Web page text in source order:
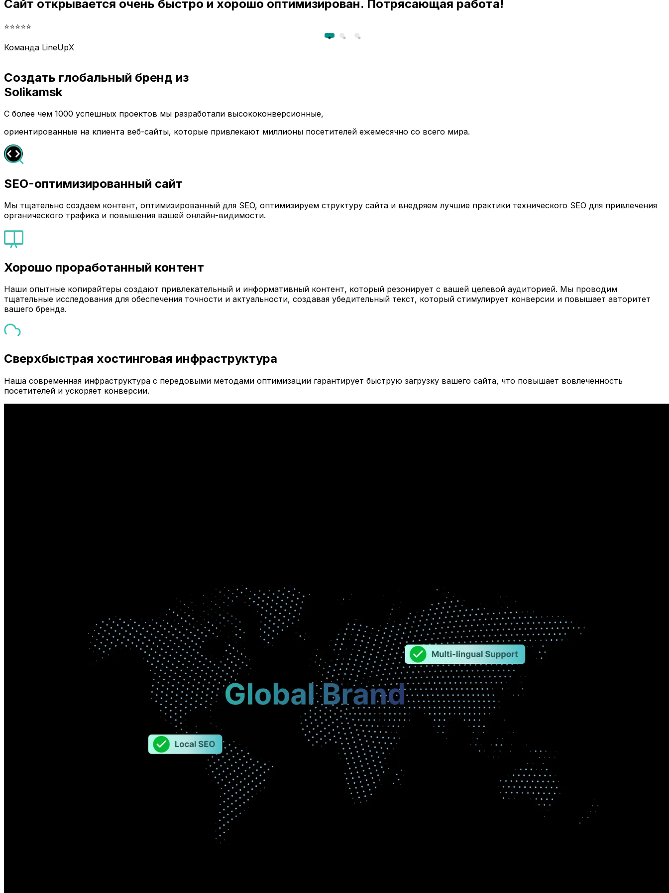
Сайт открывается очень быстро и хорошо оптимизирован. Потрясающая работа!
⭐⭐⭐⭐⭐
Команда LineUpX
Создать глобальный бренд из
Solikamsk
С более чем 1000 успешных проектов мы разработали высококонверсионные,
ориентированные на клиента веб-сайты, которые привлекают миллионы посетителей ежемесячно со всего мира.
SEO-оптимизированный сайт
Мы тщательно создаем контент, оптимизированный для SEO, оптимизируем структуру сайта и внедряем лучшие практики технического SEO для привлечения
органического трафика и повышения вашей онлайн-видимости.
Хорошо проработанный контент
Наши опытные копирайтеры создают привлекательный и информативный контент, который резонирует с вашей целевой аудиторией. Мы проводим
тщательные исследования для обеспечения точности и актуальности, создавая убедительный текст, который стимулирует конверсии и повышает авторитет
вашего бренда.
Сверхбыстрая хостинговая инфраструктура
Наша современная инфраструктура с передовыми методами оптимизации гарантирует быструю загрузку вашего сайта, что повышает вовлеченность
посетителей и ускоряет конверсии.